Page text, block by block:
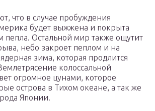
что в случае пробуждения
будет выжжена и покрыта
пепла. Остальной мир также ощутит
небо закроет пеплом и на
зима, которая продлится
колоссальной
огромное цунами, которое
острова в Тихом океане, а так же
Японии.